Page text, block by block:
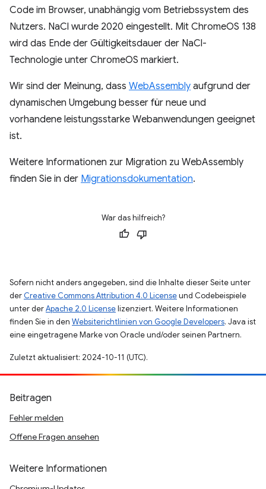
Code im Browser, unabhängig vom Betriebssystem des
Nutzers. NaCl wurde 2020 eingestellt. Mit ChromeOS 138
wird das Ende der Gültigkeitsdauer der NaCl-
Technologie unter ChromeOS markiert.
Wir sind der Meinung, dass WebAssembly aufgrund der
dynamischen Umgebung besser für neue und
vorhandene leistungsstarke Webanwendungen geeignet
ist.
Weitere Informationen zur Migration zu WebAssembly
finden Sie in der Migrationsdokumentation.
War das hilfreich?
Sofern nicht anders angegeben, sind die Inhalte dieser Seite unter
der Creative Commons Attribution 4.0 Licenseund Codebeispiele
unter derApache 2.0 Licenselizenziert. Weitere Informationen
finden Sie in den Websiterichtlinien von Google Developers. Java ist
eine eingetragene Marke von Oracle und/oder seinen Partnern.
Zuletzt aktualisiert: 2024-10-11 (UTC).
Beitragen
Fehler melden
Offene Fragen ansehen
Weitere Informationen